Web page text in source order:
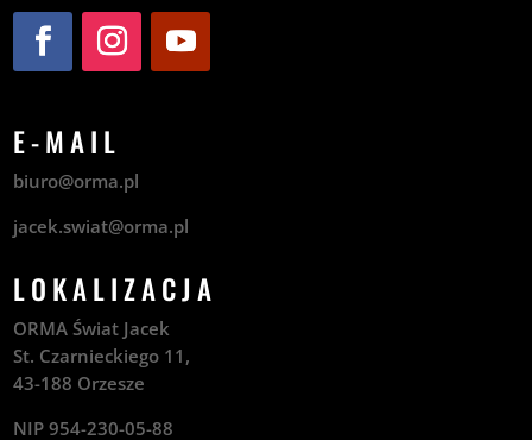
E-MAIL
biuro@orma.pl
jacek.swiat@orma.pl
LOKALIZACJA
ORMA Świat Jacek
St. Czarnieckiego 11,
43-188 Orzesze
NIP 954-230-05-88